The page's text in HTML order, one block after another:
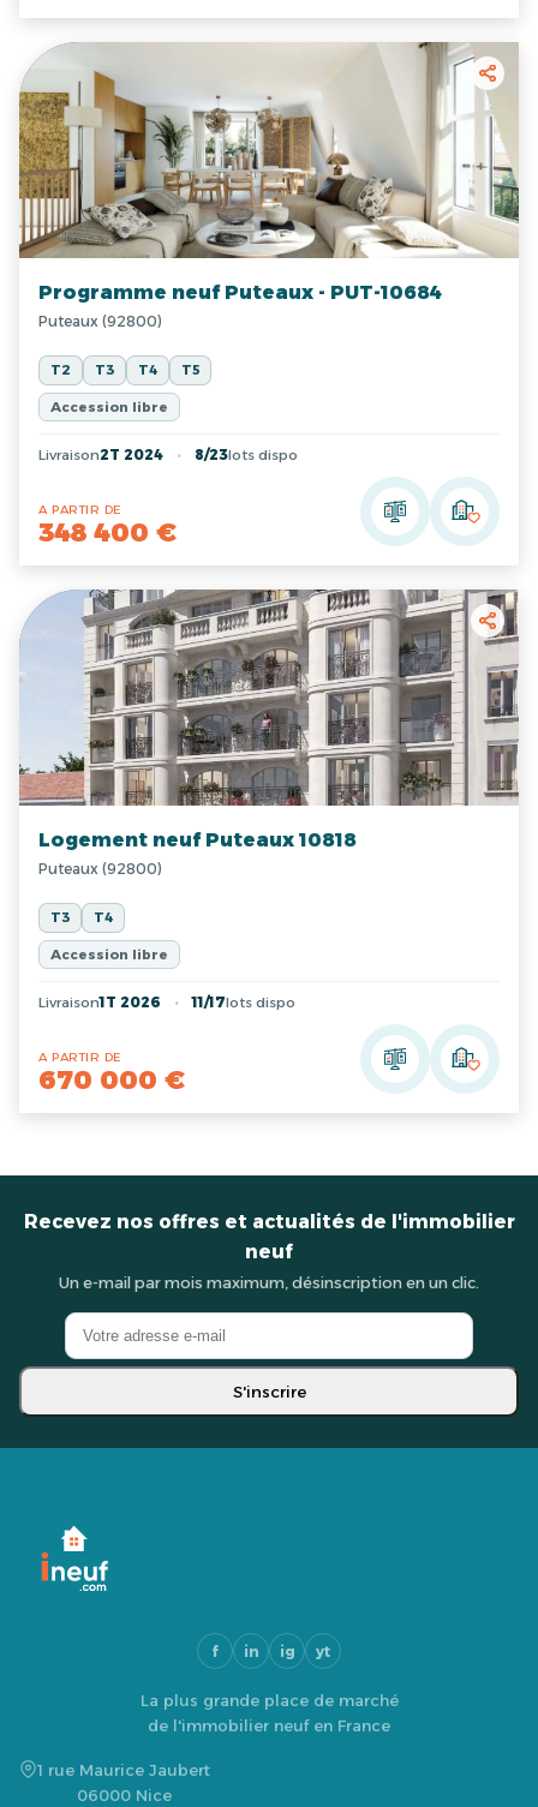
Programme neuf Puteaux - PUT-10684
Puteaux (92800)
T2 T3 T4 T5
Accession libre
Livraison2T 2024 8/23lots dispo
A PARTIR DE
348 400 €
Logement neuf Puteaux 10818
Puteaux (92800)
T3 T4
Accession libre
Livraison1T 2026 11/17lots dispo
A PARTIR DE
670 000 €
Recevez nos offres et actualités de l'immobilier
neuf
Un e-mail par mois maximum, désinscription en un clic.
S'inscrire
f in ig yt
La plus grande place de marché
de l'immobilier neuf en France
1 rue Maurice Jaubert
06000 Nice